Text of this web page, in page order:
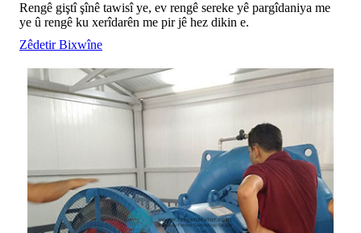
Rengê giştî şînê tawisî ye, ev rengê sereke yê pargîdaniya me
ye û rengê ku xerîdarên me pir jê hez dikin e.
Zêdetir Bixwîne